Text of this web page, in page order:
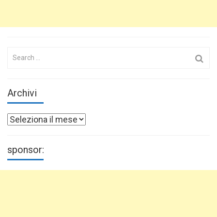
Search
Archivi
Archivi
sponsor: